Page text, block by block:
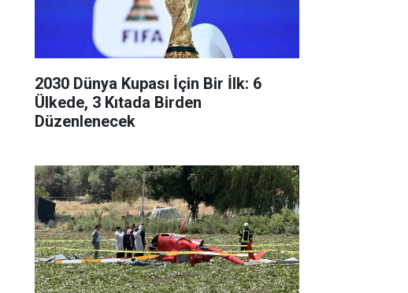
2030 Dünya Kupası İçin Bir İlk: 6
Ülkede, 3 Kıtada Birden
Düzenlenecek